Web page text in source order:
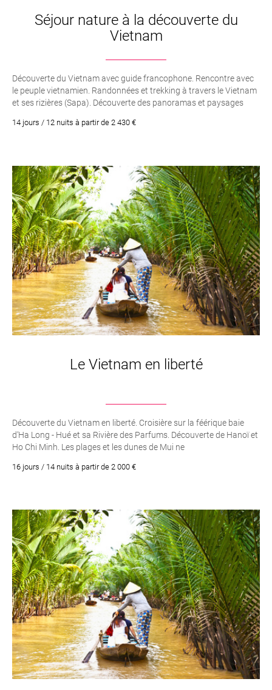
Séjour nature à la découverte du
Vietnam
Découverte du Vietnam avec guide francophone. Rencontre avec
le peuple vietnamien. Randonnées et trekking à travers le Vietnam
et ses rizières (Sapa). Découverte des panoramas et paysages
d’Ha Long. Hanoi, Ho Chi Minh et le village de Ben Tre - Hué et sa
14 jours / 12 nuits à partir de 2 430 €
Le Vietnam en liberté
Découverte du Vietnam en liberté. Croisière sur la féérique baie
d’Ha Long - Hué et sa Rivière des Parfums. Découverte de Hanoï et
Ho Chi Minh. Les plages et les dunes de Mui ne
16 jours / 14 nuits à partir de 2 000 €